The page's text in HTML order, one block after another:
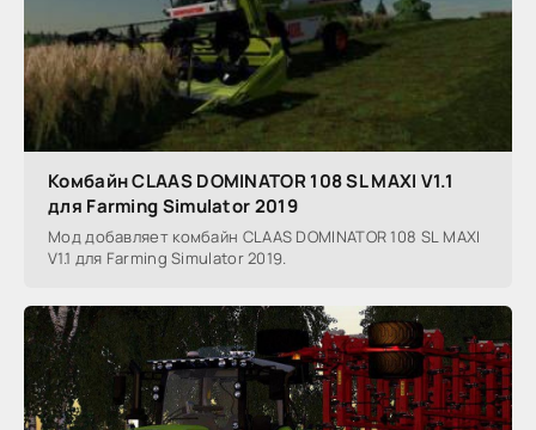
Комбайн CLAAS DOMINATOR 108 SL MAXI V1.1
для Farming Simulator 2019
Мод добавляет комбайн CLAAS DOMINATOR 108 SL MAXI
V1.1 для Farming Simulator 2019.